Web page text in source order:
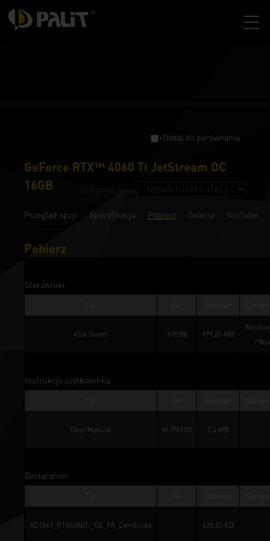
+Dodaj do porównania
GeForce RTX™ 4060 Ti JetStream OC
16GB
Przegląd opcji Specyfikacja Pobierz Galeria YouTube
Pobierz
Sterowniki
VGA Driver 610.88 979.65 MB
/
Instrukcje użytkownika
User Manual M-PA13D 7.4 MB
Declaration
AD1061_RTX4060Ti_CE_PA_Certificate 628.83 KB